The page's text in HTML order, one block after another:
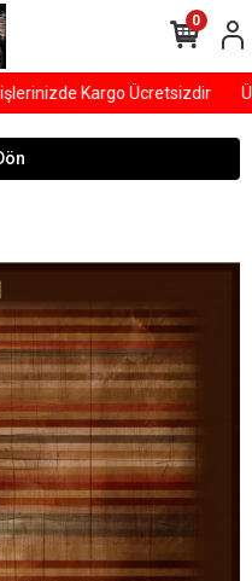
Kargo Ücretsizdir
0